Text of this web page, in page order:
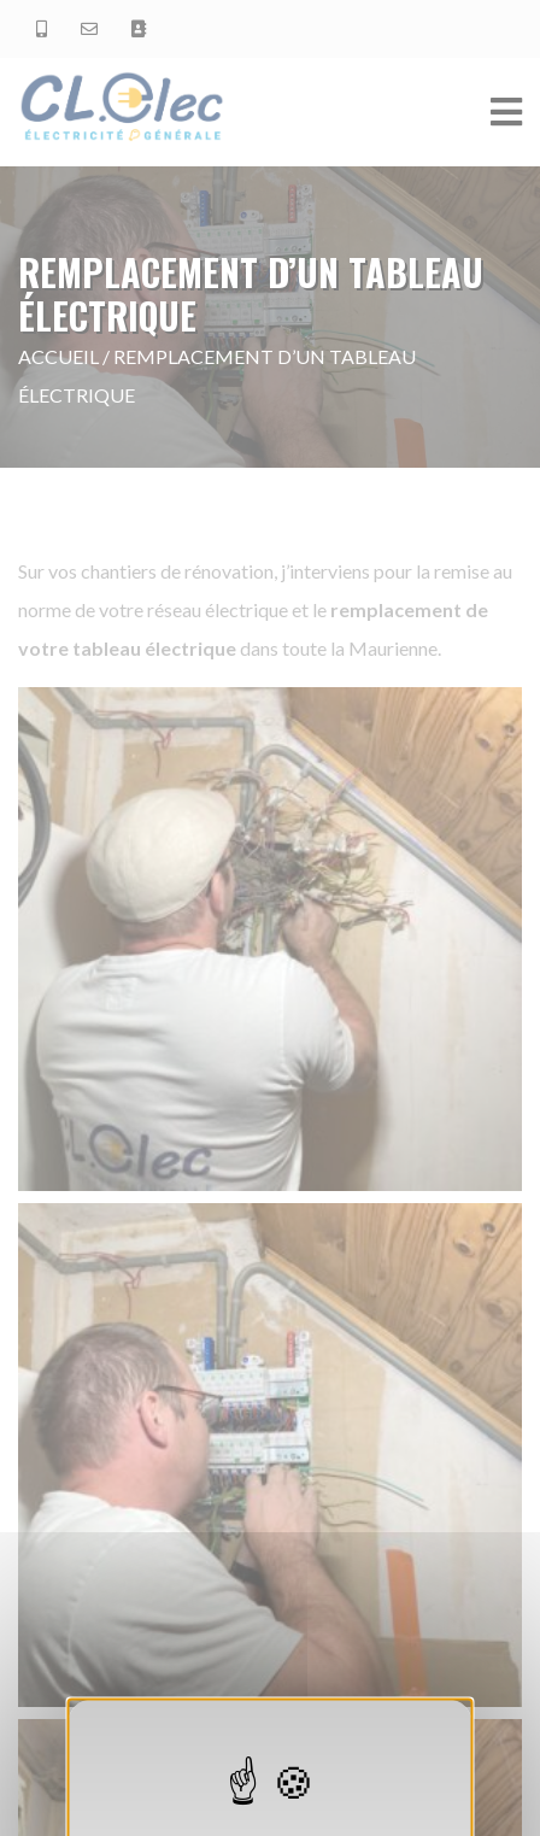
REMPLACEMENT D’UN TABLEAU
ÉLECTRIQUE
ACCUEIL / REMPLACEMENT D’UN TABLEAU
ÉLECTRIQUE
Sur vos chantiers de rénovation, j’interviens pour la remise au
norme de votre réseau électrique et le remplacement de
votre tableau électrique dans toute la Maurienne.